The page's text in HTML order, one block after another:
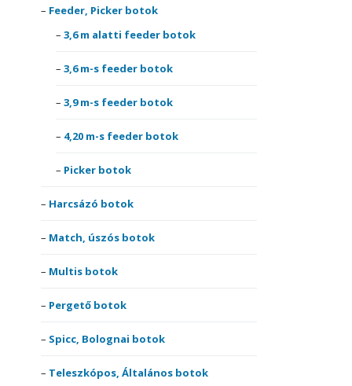
Feeder, Picker botok
3,6 m alatti feeder botok
3,6 m-s feeder botok
3,9 m-s feeder botok
4,20 m-s feeder botok
Picker botok
Harcsázó botok
Match, úszós botok
Multis botok
Pergető botok
Spicc, Bolognai botok
Teleszkópos, Általános botok